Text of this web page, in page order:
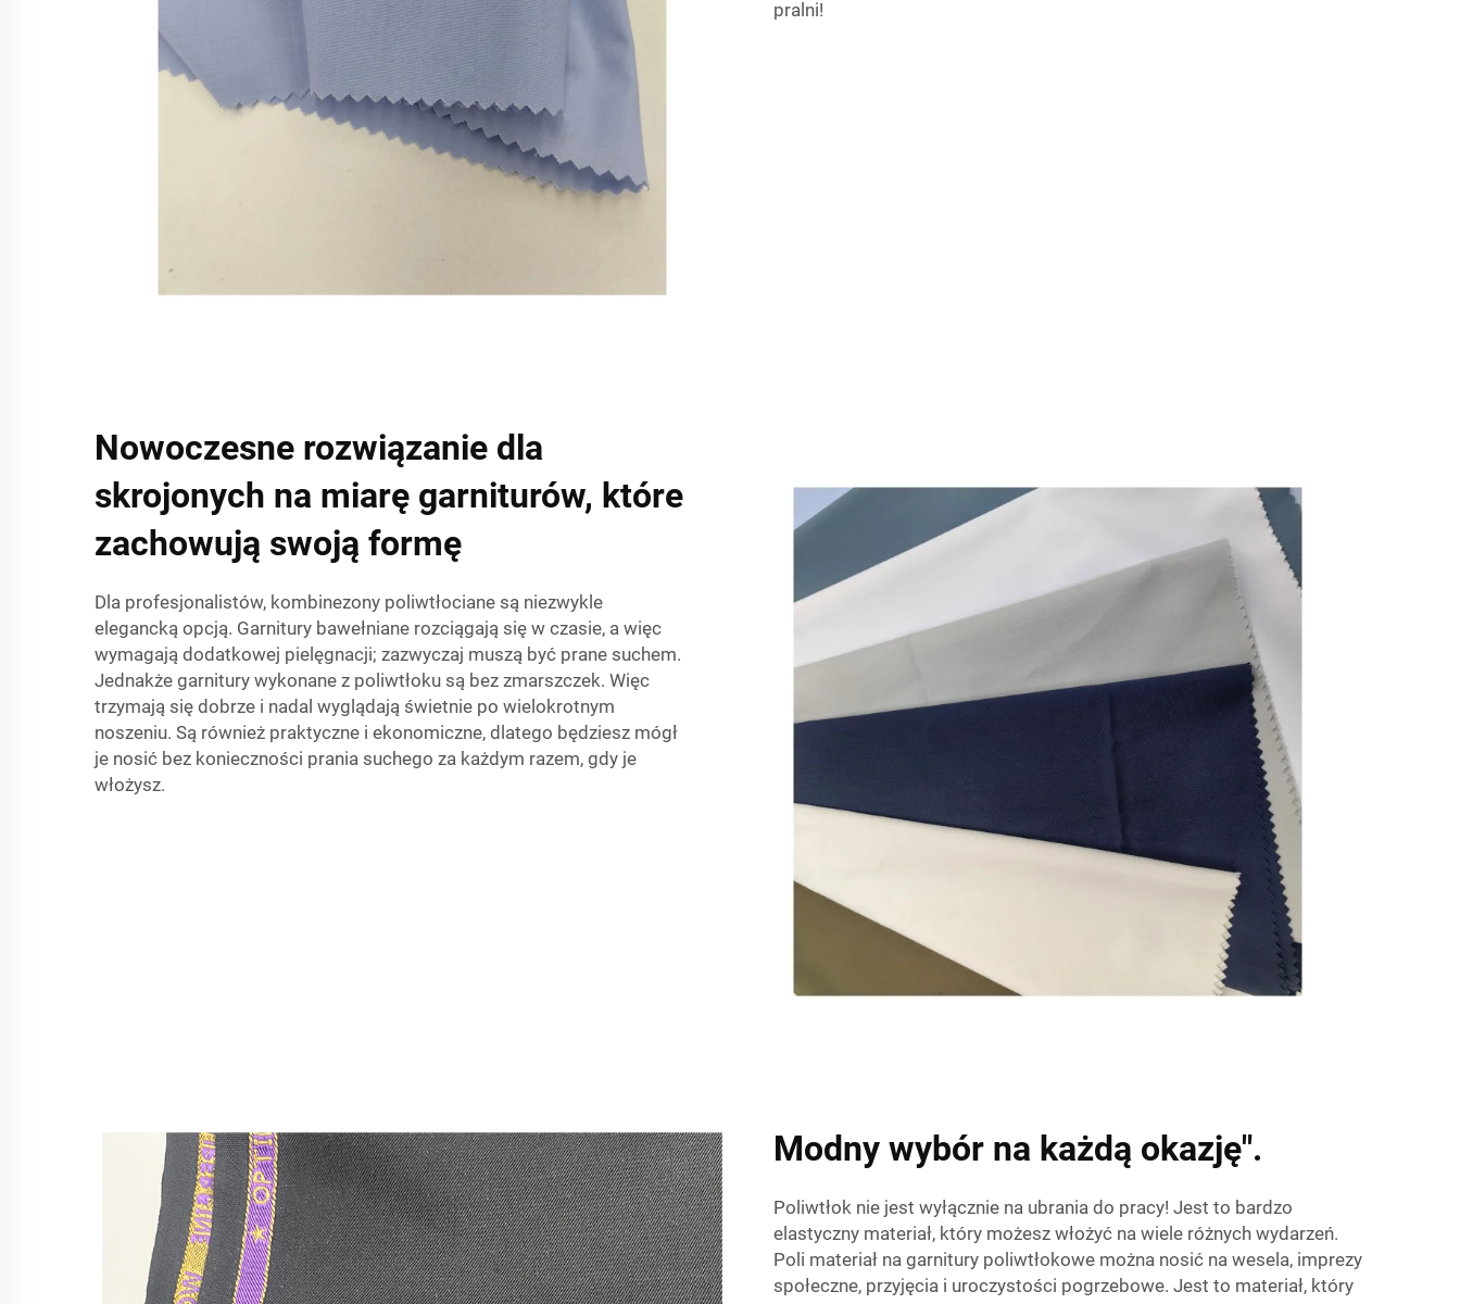
pralni!
Nowoczesne rozwiązanie dla
skrojonych na miarę garniturów, które
zachowują swoją formę
Dla profesjonalistów, kombinezony poliwtłociane są niezwykle
elegancką opcją. Garnitury bawełniane rozciągają się w czasie, a więc
wymagają dodatkowej pielęgnacji; zazwyczaj muszą być prane suchem.
Jednakże garnitury wykonane z poliwtłoku są bez zmarszczek. Więc
trzymają się dobrze i nadal wyglądają świetnie po wielokrotnym
noszeniu. Są również praktyczne i ekonomiczne, dlatego będziesz mógł
je nosić bez konieczności prania suchego za każdym razem, gdy je
włożysz.
Modny wybór na każdą okazję".
Poliwtłok nie jest wyłącznie na ubrania do pracy! Jest to bardzo
elastyczny materiał, który możesz włożyć na wiele różnych wydarzeń.
Poli materiał na garnitury poliwtłokowe można nosić na wesela, imprezy
społeczne, przyjęcia i uroczystości pogrzebowe. Jest to materiał, który